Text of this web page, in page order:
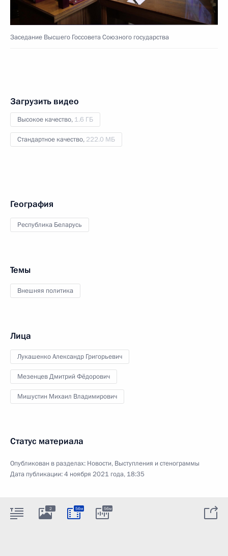
Заседание Высшего Госсовета Союзного государства
Загрузить видео
Высокое качество, 1.6 ГБ
Стандартное качество, 222.0 МБ
География
Республика Беларусь
Темы
Внешняя политика
Лица
Лукашенко Александр Григорьевич
Мезенцев Дмитрий Фёдорович
Мишустин Михаил Владимирович
Статус материала
Опубликован в разделах: Новости, Выступления и стенограммы
Дата публикации:4 ноября 2021 года, 18:35
2 56м 56м